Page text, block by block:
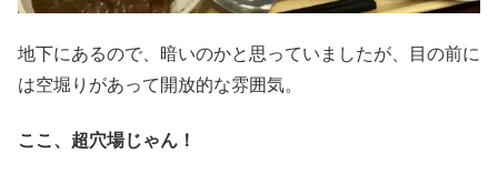
地下にあるので、暗いのかと思っていましたが、目の前に
は空堀りがあって開放的な雰囲気。
ここ、超穴場じゃん！